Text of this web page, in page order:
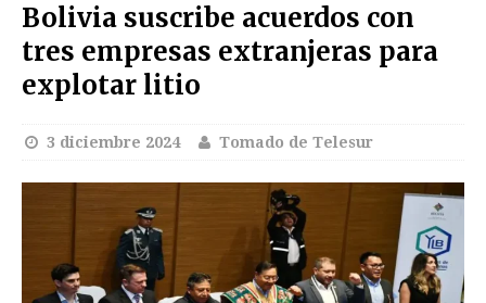
Bolivia suscribe acuerdos con
tres empresas extranjeras para
explotar litio
3 diciembre 2024 Tomado de Telesur